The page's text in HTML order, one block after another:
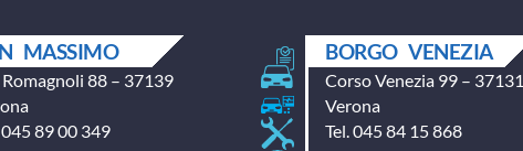
MASSIMO
88 – 37139
045 89 00 349
BORGO VENEZIA
Corso Venezia 99 – 37131
Verona
Tel. 045 84 15 868